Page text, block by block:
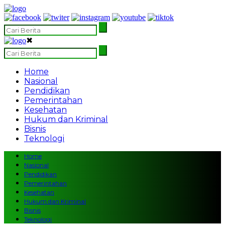
✖
Home
Nasional
Pendidikan
Pemerintahan
Kesehatan
Hukum dan Kriminal
Bisnis
Teknologi
Home
Nasional
Pendidikan
Pemerintahan
Kesehatan
Hukum dan Kriminal
Bisnis
Teknologi